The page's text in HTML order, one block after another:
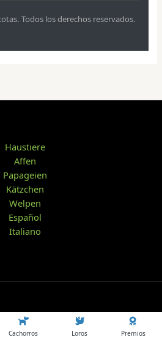
Todos los derechos reservados.
Cachorros Loros Premios
Haustiere
Affen
Papageien
Kätzchen
Welpen
Español
Italiano